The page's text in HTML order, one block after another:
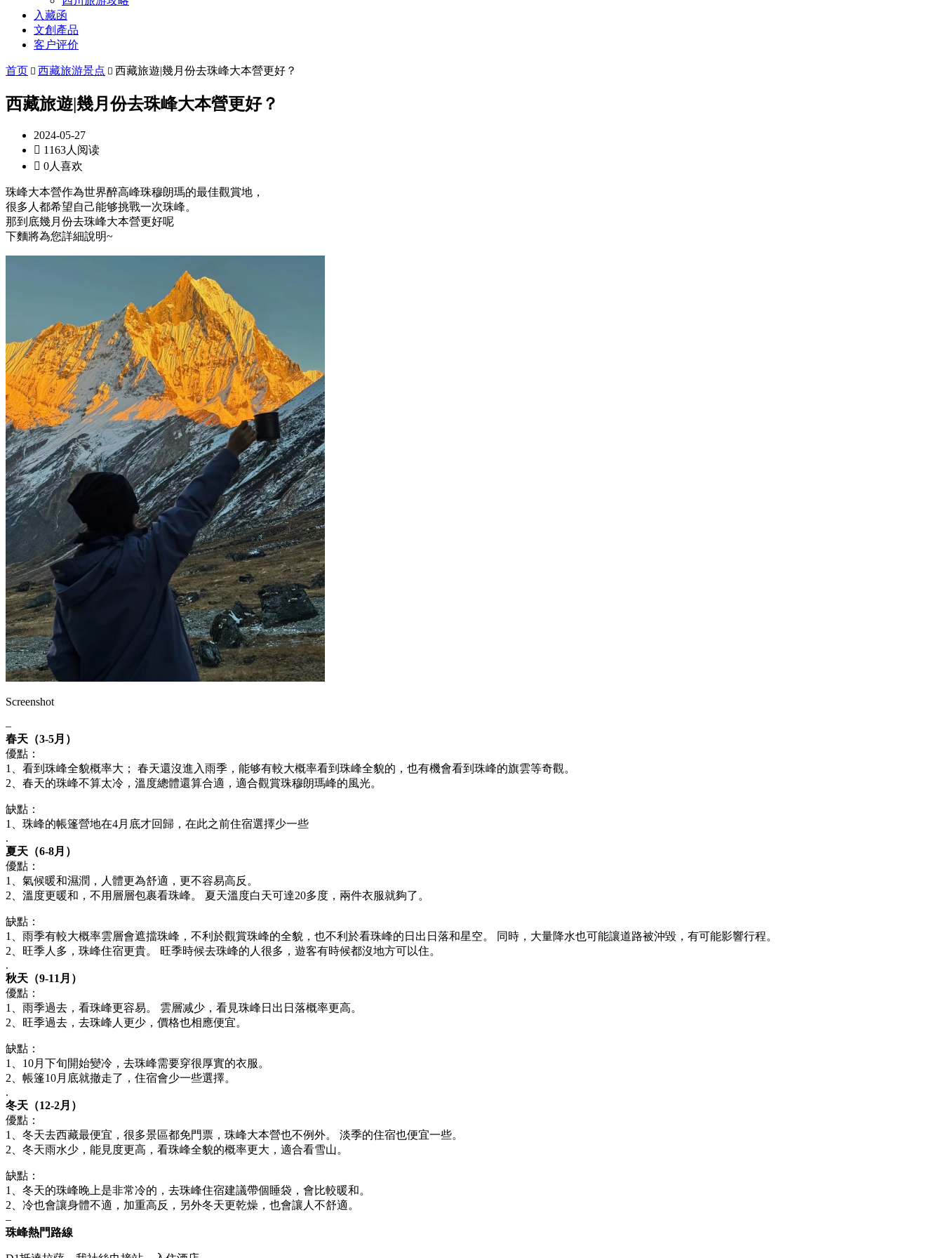
入藏函
文創產品
客户评价
首页  西藏旅游景点  西藏旅遊|幾月份去珠峰大本營更好？
西藏旅遊|幾月份去珠峰大本營更好？
2024-05-27
 1163人阅读
 0人喜欢
珠峰大本營作為世界醉高峰珠穆朗瑪的最佳觀賞地，
很多人都希望自己能够挑戰一次珠峰。
那到底幾月份去珠峰大本營更好呢
下麵將為您詳細說明~
Screenshot
–
春天（3-5月）
優點：
1、看到珠峰全貌概率大； 春天還沒進入雨季，能够有較大概率看到珠峰全貌的，也有機會看到珠峰的旗雲等奇觀。
2、春天的珠峰不算太冷，溫度總體還算合適，適合觀賞珠穆朗瑪峰的風光。
缺點：
1、珠峰的帳篷營地在4月底才回歸，在此之前住宿選擇少一些
.
夏天（6-8月）
優點：
1、氣候暖和濕潤，人體更為舒適，更不容易高反。
2、溫度更暖和，不用層層包裹看珠峰。 夏天溫度白天可達20多度，兩件衣服就夠了。
缺點：
1、雨季有較大概率雲層會遮擋珠峰，不利於觀賞珠峰的全貌，也不利於看珠峰的日出日落和星空。 同時，大量降水也可能讓道路被沖毀，有可能影響行程。
2、旺季人多，珠峰住宿更貴。 旺季時候去珠峰的人很多，遊客有時候都沒地方可以住。
.
秋天（9-11月）
優點：
1、雨季過去，看珠峰更容易。 雲層减少，看見珠峰日出日落概率更高。
2、旺季過去，去珠峰人更少，價格也相應便宜。
缺點：
1、10月下旬開始變冷，去珠峰需要穿很厚實的衣服。
2、帳篷10月底就撤走了，住宿會少一些選擇。
.
冬天（12-2月）
優點：
1、冬天去西藏最便宜，很多景區都免門票，珠峰大本營也不例外。 淡季的住宿也便宜一些。
2、冬天雨水少，能見度更高，看珠峰全貌的概率更大，適合看雪山。
缺點：
1、冬天的珠峰晚上是非常冷的，去珠峰住宿建議帶個睡袋，會比較暖和。
2、冷也會讓身體不適，加重高反，另外冬天更乾燥，也會讓人不舒適。
–
珠峰熱門路線